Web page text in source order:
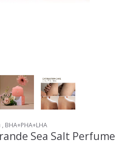
BHA+PHA+LHA
Sea Salt Perfume